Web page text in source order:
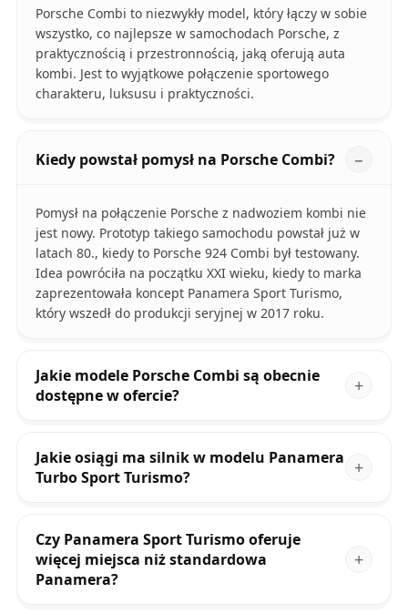
Porsche Combi to niezwykły model, który łączy w sobie
wszystko, co najlepsze w samochodach Porsche, z
praktycznością i przestronnością, jaką oferują auta
kombi. Jest to wyjątkowe połączenie sportowego
charakteru, luksusu i praktyczności.
Kiedy powstał pomysł na Porsche Combi?
Pomysł na połączenie Porsche z nadwoziem kombi nie
jest nowy. Prototyp takiego samochodu powstał już w
latach 80., kiedy to Porsche 924 Combi był testowany.
Idea powróciła na początku XXI wieku, kiedy to marka
zaprezentowała koncept Panamera Sport Turismo,
który wszedł do produkcji seryjnej w 2017 roku.
Jakie modele Porsche Combi są obecnie
dostępne w ofercie?
Jakie osiągi ma silnik w modelu Panamera
Turbo Sport Turismo?
Czy Panamera Sport Turismo oferuje
więcej miejsca niż standardowa
Panamera?